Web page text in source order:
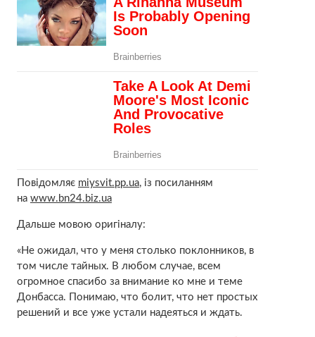
Повідомляє miysvit.pp.ua, із посиланням
на www.bn24.biz.ua
Дальше мовою оригіналу:
«Не ожидал, что у меня столько поклонников, в
том числе тайных. В любом случае, всем
огромное спасибо за внимание ко мне и теме
Донбасса. Понимаю, что болит, что нет простых
решений и все уже устали надеяться и ждать.